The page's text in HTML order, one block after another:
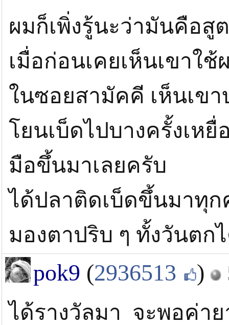
ผมก็เพิ่งรู้นะว่ามันคือสู
เมื่อก่อนเคยเห็นเขาใ
ในซอยสามัคคี เห็นเข
โยนเบ็ดไปบางครั้งเห
มือขึ้นมาเลยครับ
ได้ปลาติดเบ็ดขึ้นมาทุก
มองตาปริบ ๆ ทั้งวันตก
pok9 (2936513 )
ได้รางวัลมา จะพอค่า